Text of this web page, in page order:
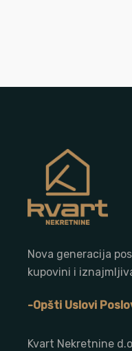
Nova generacija
kupovini i
-Opšti Uslovi
Kvart Nekretnine